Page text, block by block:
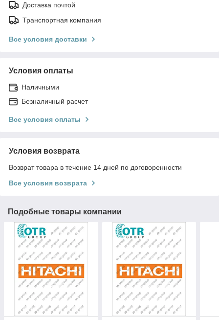
Доставка почтой
Транспортная компания
Все условия доставки
Условия оплаты
Наличными
Безналичный расчет
Все условия оплаты
Условия возврата
Возврат товара в течение 14 дней по договоренности
Все условия возврата
Подобные товары компании